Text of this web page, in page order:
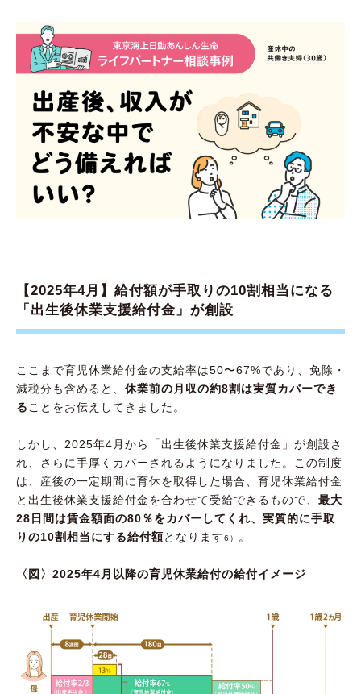
【2025年4月】給付額が手取りの10割相当になる
「出生後休業支援給付金」が創設
ここまで育児休業給付金の支給率は50〜67%であり、免除・
減税分も含めると、 休業前の月収の約8割は実質カバーでき
る ことをお伝えしてきました。
しかし、2025年4月から「出生後休業支援給付金」が創設さ
れ、さらに手厚くカバーされるようになりました。この制度
は、産後の一定期間に育休を取得した場合、育児休業給付金
と出生後休業支援給付金を合わせて受給できるもので、 最大
28日間は賃金額面の80％をカバーしてくれ、実質的に手取
りの10割相当にする給付額となります6） 。
〈図〉2025年4月以降の育児休業給付の給付イメージ